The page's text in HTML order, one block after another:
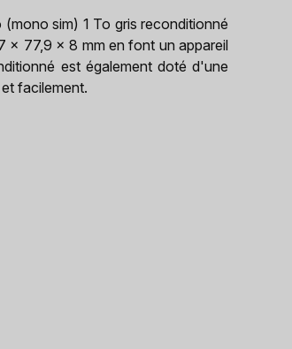
sim) 1 To gris reconditionné
x 77,9 x 8 mm en font un appareil
est également doté d'une
facilement.